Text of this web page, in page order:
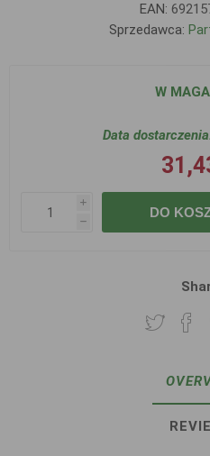
EAN:
Sprzedawca:
W
Data
i
h
DO